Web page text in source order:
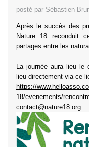
posté par Sébastien
Après le succès des
Nature 18 reconduit
partages entre les
La journée aura lieu le
lieu directement via ce
https://
18/evenements/